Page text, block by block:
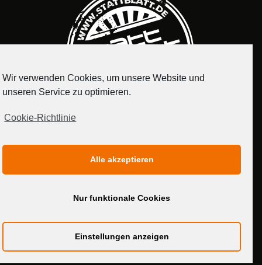
MEDIADATEN
Wir verwenden Cookies, um unsere Website und
unseren Service zu optimieren.
Cookie-Richtlinie
Alle akzeptieren
Nur funktionale Cookies
Einstellungen anzeigen